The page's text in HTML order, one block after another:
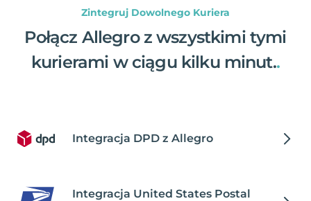
Zintegruj Dowolnego Kuriera
Połącz Allegro z wszystkimi tymi
kurierami w ciągu kilku minut..
Integracja DPD z Allegro
Integracja United States Postal